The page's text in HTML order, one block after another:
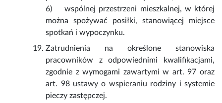
6) wspólnej przestrzeni mieszkalnej, w której
można spożywać posiłki, stanowiącej miejsce
spotkań i wypoczynku.
Zatrudnienia na określone stanowiska
pracowników z odpowiednimi kwalifikacjami,
zgodnie z wymogami zawartymi w art. 97 oraz
art. 98 ustawy o wspieraniu rodziny i systemie
pieczy zastępczej.